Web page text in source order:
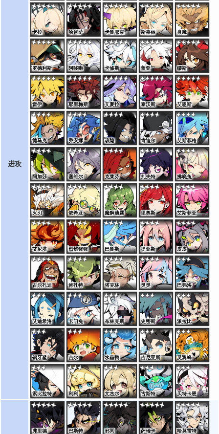
进攻
卡拉 哈肯萨 卡鲁耶克 斯嘉丽 炎魔
罗德利斯 阿哆啦 卡修斯 盖亚 缪斯
雷伊 耶里梅斯 艾夏拉 泰沃斯 艾恩斯
德马克 乔安娜 该隐 肯迪尔 艾斯菲格
阿加莎 塞维尔 克莱芬 扎夫特 拂晓兔
火刃 依希亚 魔狮迪露 里奥斯 艾斯菲亚
艾尼塔 烈焰猩猩 巴鲁斯 提亚斯 皮皮
古尔扎迪 肯扎特 塔克林 灵灵 巴弗洛
艾迪希洛 卡门兔 布林克斯 史密斯 派拉比
钢牙鲨 吉尔 水晶鸭 吉尼亚斯 灵翼蜂
索比拉特 利利 文杰尔 古斯特 贝特卡恩
弗里德 巴斯特 邪冥 萨瑞卡 哈莫雷特